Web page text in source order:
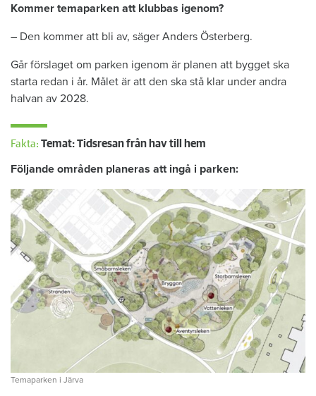
Kommer temaparken att klubbas igenom?
– Den kommer att bli av, säger Anders Österberg.
Går förslaget om parken igenom är planen att bygget ska
starta redan i år. Målet är att den ska stå klar under andra
halvan av 2028.
Fakta: Temat: Tidsresan från hav till hem
Följande områden planeras att ingå i parken:
Temaparken i Järva